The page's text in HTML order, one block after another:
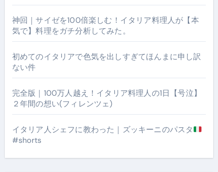
神回｜サイゼを100倍楽しむ！イタリア料理人が【本
気で】料理をガチ分析してみた。
初めてのイタリアで色気を出しすぎてほんまに申し訳
ない件
完全版｜100万人越え！イタリア料理人の1日【号泣】
２年間の想い(フィレンツェ)
イタリア人シェフに教わった｜ズッキーニのパスタ
#shorts